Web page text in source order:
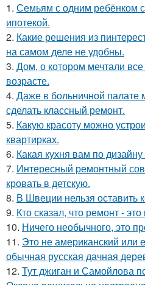
1. Семьям с одним ребёнком
ипотекой.
2. Какие решения из
на самом деле не удобны.
3. Дом, о котором мечтали
возрасте.
4. Даже в больничной палате
сделать классный ремонт.
5. Какую красоту можно
квартирках.
6. Какая кухня вам по
7. Интересный ремонтный
кровать в детскую.
8. В Швеции нельзя оставить
9. Кто сказал, что ремонт -
10. Ничего необычного, это
11. Это не американский или
обычная русская дачная
12. Тут джиган и Самойлова